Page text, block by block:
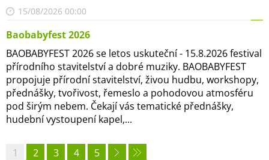
15/08/2026 00:00
Baobabyfest 2026
BAOBABYFEST 2026 se letos uskuteční - 15.8.2026 festival
přírodního stavitelství a dobré muziky. BAOBABYFEST
propojuje přírodní stavitelství, živou hudbu, workshopy,
přednášky, tvořivost, řemeslo a pohodovou atmosféru
pod širým nebem. Čekají vás tematické přednášky,
hudební vystoupení kapel,...
1 2 3 4 5